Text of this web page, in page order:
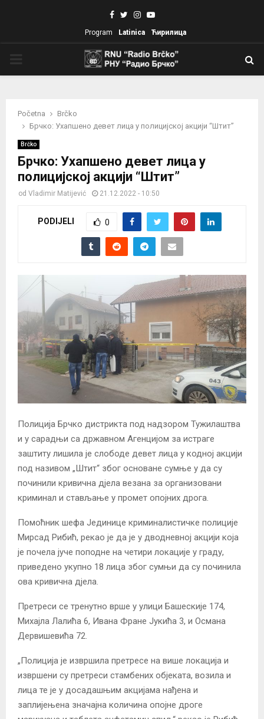
Facebook
TwitterInstagram
Youtube
Program Latinica Ћирилица
Početna
Brčko
Брчко: Ухапшено девет лица у полицијској акцији “Штит”
Brčko
Брчко: Ухапшено девет лица у
полицијској акцији “Штит”
od Vladimir Matijević 21.12.2022 - 10:50
PODIJELI 0
Полиција Брчко дистрикта под надзором Тужилаштва
и у сарадњи са државном Агенцијом за истраге
заштиту лишила је слободе девет лица у кодној акцији
под називом „Штит“ због основане сумње у да су
починили кривична дјела везана за организовани
криминал и стављање у промет опојних дрога.
Помоћник шефа Јединице криминалистичке полиције
Мирсад Рибић, рекао је да је у дводневној акцији која
је почела јуче поподне на четири локације у граду,
приведено укупно 18 лица због сумњи да су починила
ова кривична дјела.
Претреси се тренутно врше у улици Башескије 174,
Михајла Лалића 6, Ивана Фране Јукића 3, и Османа
Дервишевића 72.
„Полиција је извршила претресе на више локација и
извршени су претреси стамбених објеката, возила и
лица те је у досадашњим акцијама нађена и
заплијењена значајна количина опојне дроге